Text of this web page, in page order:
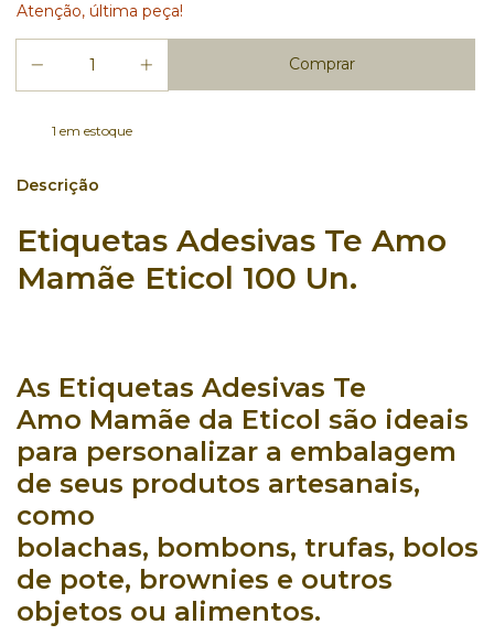
Atenção, última peça!
1 em estoque
Descrição
Etiquetas Adesivas Te Amo
Mamãe Eticol 100 Un.
As Etiquetas Adesivas Te
Amo Mamãe da Eticol são ideais
para personalizar a embalagem
de seus produtos artesanais,
como
bolachas, bombons, trufas, bolos
de pote, brownies e outros
objetos ou alimentos.